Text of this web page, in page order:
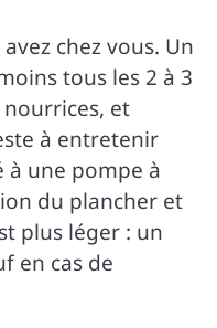
chez vous. Un
tous les 2 à 3
et
à entretenir
à une pompe à
du plancher et
plus léger : un
en cas de